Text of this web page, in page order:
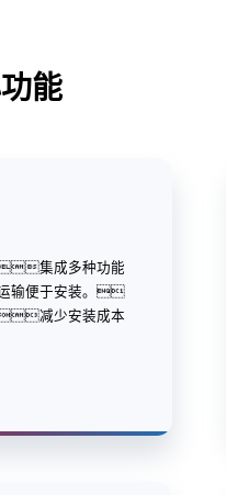
能
集成多种功能
输便于安装。
减少安装成本